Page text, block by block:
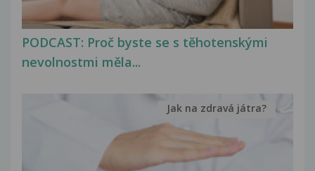
PODCAST: Proč byste se s těhotenskými
nevolnostmi měla...
Jak na zdravá játra?